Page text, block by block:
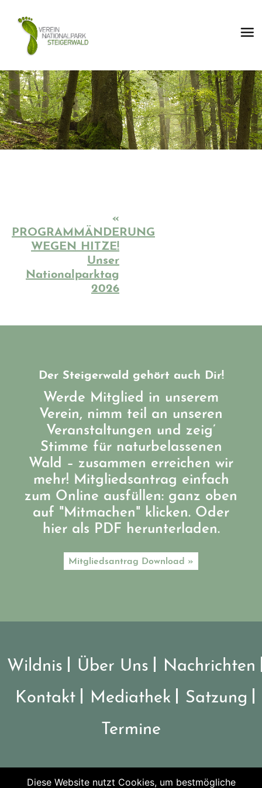
«
PROGRAMMÄNDERUNG
WEGEN HITZE!
Unser
Nationalparktag
2026
Der Steigerwald gehört auch Dir!
Werde Mitglied in unserem
Verein, nimm teil an unseren
Veranstaltungen und zeig’
Stimme für naturbelassenen
Wald – zusammen erreichen wir
mehr! Mitgliedsantrag einfach
zum Online ausfüllen: ganz oben
auf "Mitmachen" klicken. Oder
hier als PDF herunterladen.
Mitgliedsantrag Download »
Wildnis Über Uns
Nachrichten
Kontakt
Mediathek
Satzung
Termine
Diese Website nutzt Cookies, um bestmögliche